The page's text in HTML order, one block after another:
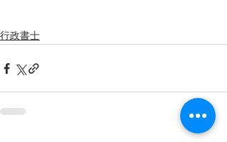
行政書士